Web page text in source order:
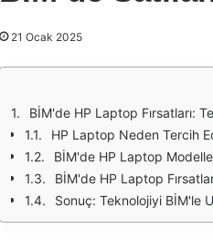
21 Ocak 2025
BİM'de HP Laptop Fırsatları:
HP Laptop Neden Tercih
BİM'de HP Laptop
BİM'de HP Laptop
Sonuç: Teknolojiyi BİM'le